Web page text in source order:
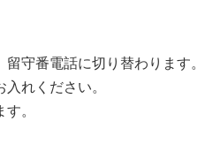
守番電話に切り替わります。
入れください。
。